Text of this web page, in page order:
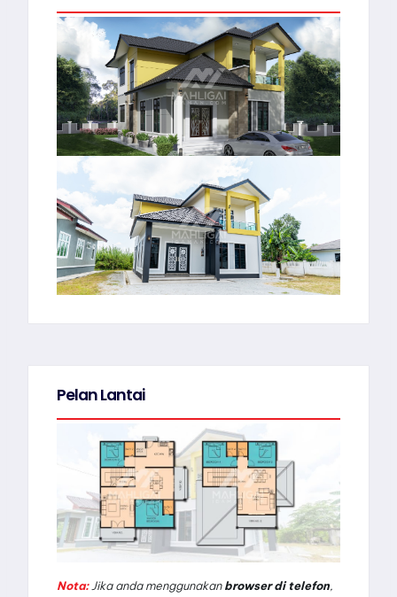
Pelan Lantai
Nota: Jika anda menggunakanbrowser di telefon,